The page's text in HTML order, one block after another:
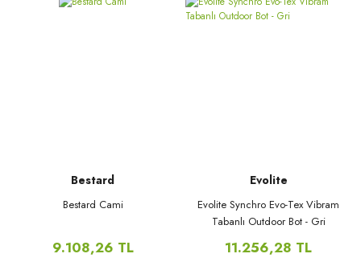
Bestard
Bestard Cami
9.108,26 TL
Evolite
Evolite Synchro Evo-Tex Vibram
Tabanlı Outdoor Bot - Gri
11.256,28 TL